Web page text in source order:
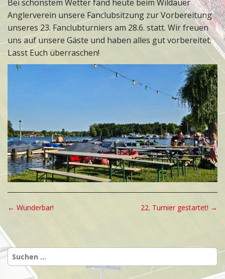
Bei schönstem Wetter fand heute beim Wildauer
Anglerverein unsere Fanclubsitzung zur Vorbereitung
unseres 23. Fanclubturniers am 28.6. statt. Wir freuen
uns auf unsere Gäste und haben alles gut vorbereitet.
Lasst Euch überraschen!
P
s
t
n
← Wunderbar! 22. Turnier gestartet! →
Suchen
nach: